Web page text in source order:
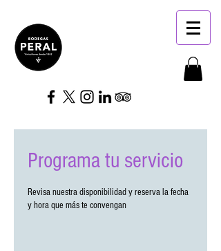
Programa tu servicio
Revisa nuestra disponibilidad y reserva la fecha
y hora que más te convengan